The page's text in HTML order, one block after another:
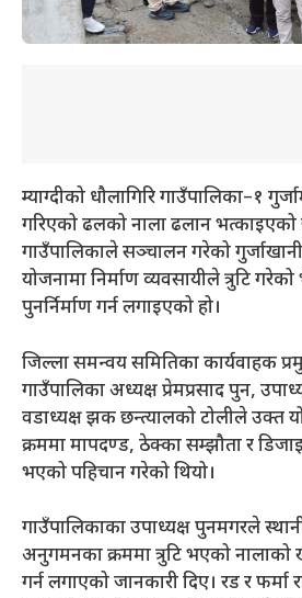
म्याग्दीको धौलागिरि गाउँपालिका–१
गरिएको ढलको नाला ढलान भत्काइएको
गाउँपालिकाले सञ्चालन गरेको गुर्जाखानी
योजनामा निर्माण व्यवसायीले त्रुटि
पुनर्निर्माण गर्न लगाइएको हो।
जिल्ला समन्वय समितिका कार्यवाहक
गाउँपालिका अध्यक्ष प्रेमप्रसाद पुन,
वडाध्यक्ष झक छन्त्यालको टोलीले उक्त
क्रममा मापदण्ड, ठेक्का सम्झौता र
भएको पहिचान गरेको थियो।
गाउँपालिकाका उपाध्यक्ष पुनमगरले
अनुगमनका क्रममा त्रुटि भएको नालाको
गर्न लगाएको जानकारी दिए। रड र फर्मा